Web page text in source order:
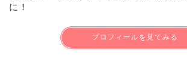
に！
プロフィールを見てみる